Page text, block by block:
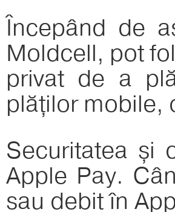
Începând de
Moldcell, pot
privat de a
plăților mobile,
Securitatea și
Apple Pay.
sau debit în